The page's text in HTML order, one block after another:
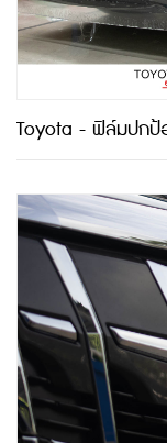
Toyota - ฟิล์มปกป้อ